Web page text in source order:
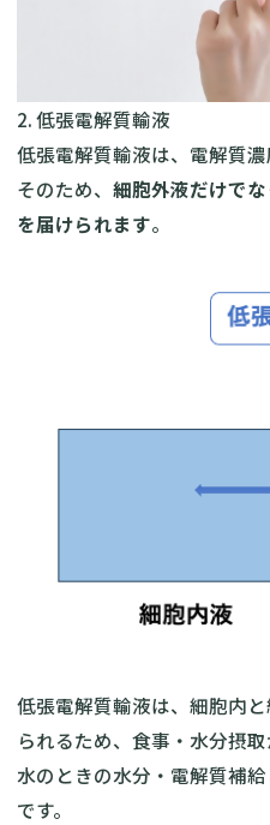
2. 低張電解質輸液
低張電解質輸液は、電解質濃
そのため、 細胞外液だけで
を届けられます。
低張電解質輸液は、細胞内
られるため、食事・水分摂
水のときの水分・電解質補
です。